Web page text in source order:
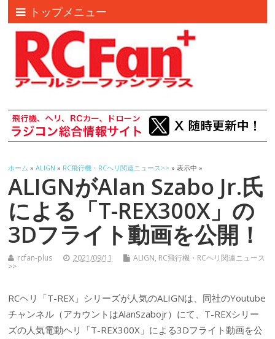
トップメニュー
ホーム »ALIGN » RC飛行機・RCヘリ関連ニュース>> » 表示中 »
ALIGNがAlan Szabo Jr.氏
による「T-REX300X」の
3Dフライト動画を公開！
rcfan-plus 2021/09/11 ALIGN, RC飛行機・RCヘリ関連ニュース
>>
RCヘリ「T-REX」シリーズが人気のALIGNは、同社のYoutube
チャンネル（アカウントはAlanSzabojr）にて、T-REXシリー
ズの人気電動ヘリ「T-REX300X」による3Dフライト動画を公